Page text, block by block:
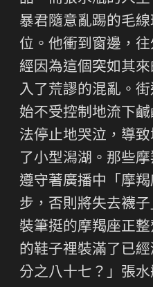
暴君隨意亂踢的毛
位。他衝到窗邊，
經因為這個突如其
入了荒謬的混亂。
始不受控制地流下
法停止地哭泣，導
了小型潟湖。那些
遵守著廣播中「摩
步，否則將失去襪
裝筆挺的摩羯座正
的鞋子裡裝滿了已
分之八十七？」張